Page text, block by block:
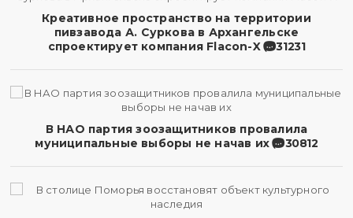
Креативное пространство на территории
пивзавода А. Суркова в Архангельске
спроектирует компания Flacon-X
31231
В НАО партия зоозащитников провалила
муниципальные выборы не начав их
30812